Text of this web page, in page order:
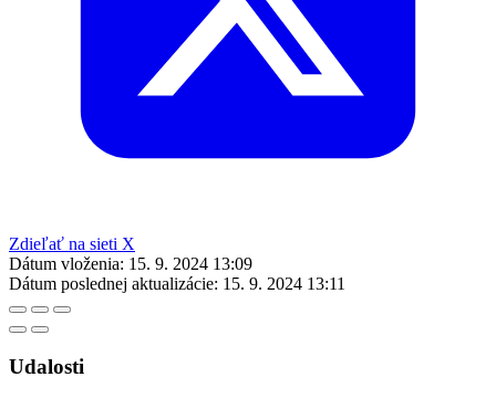
Zdieľať na sieti X
Dátum vloženia: 15. 9. 2024 13:09
Dátum poslednej aktualizácie: 15. 9. 2024 13:11
Udalosti